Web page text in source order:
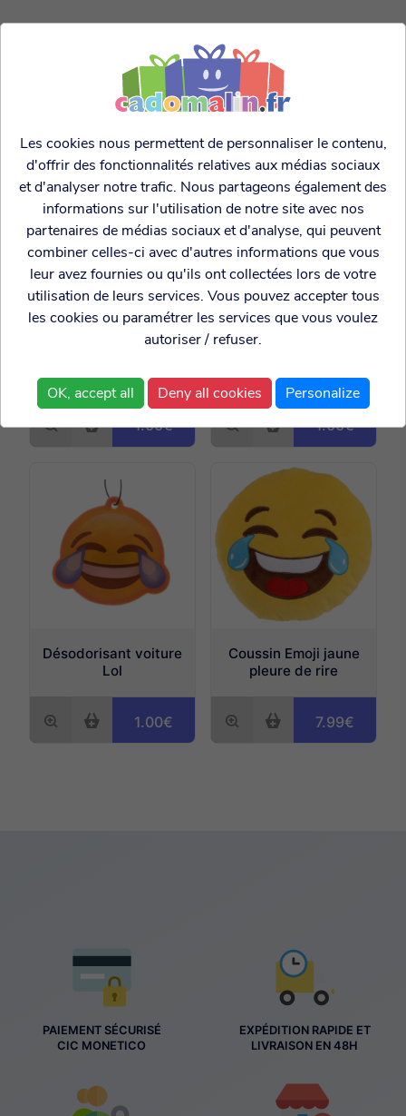
CES PRODUITS POURRAIENT VOUS
bisous
1.00€
Emoji singe
1.00€
Désodorisant voiture
Lol
1.00€
Coussin Emoji jaune
pleure de rire
7.99€
PAIEMENT SÉCURISÉ
CIC MONETICO
EXPÉDITION RAPIDE ET
LIVRAISON EN 48H
Les cookies nous permettent de personnaliser le contenu,
d'offrir des fonctionnalités relatives aux médias sociaux
et d'analyser notre trafic. Nous partageons également des
informations sur l'utilisation de notre site avec nos
partenaires de médias sociaux et d'analyse, qui peuvent
combiner celles-ci avec d'autres informations que vous
leur avez fournies ou qu'ils ont collectées lors de votre
utilisation de leurs services. Vous pouvez accepter tous
les cookies ou paramétrer les services que vous voulez
autoriser / refuser.
OK, accept all Deny all cookies Personalize